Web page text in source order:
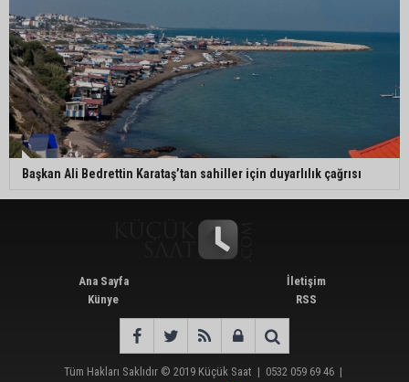
Başkan Ali Bedrettin Karataş’tan sahiller için duyarlılık çağrısı
Ana Sayfa
Künye
İletişim
RSS
Tüm Hakları Saklıdır © 2019 Küçük Saat | 0532 059 69 46 |